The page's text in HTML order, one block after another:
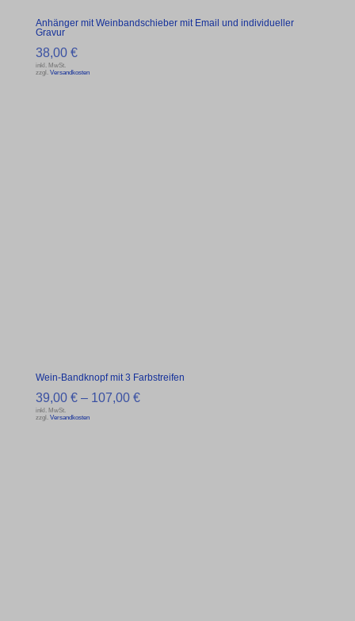
Anhänger mit Weinbandschieber mit Email und individueller
Gravur
38,00 €
inkl. MwSt.
zzgl. Versandkosten
Wein-Bandknopf mit 3 Farbstreifen
39,00 €– 107,00 €
inkl. MwSt.
zzgl. Versandkosten